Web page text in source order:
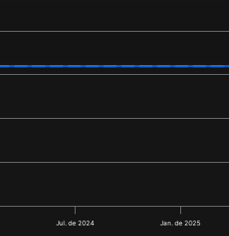
Jul. de 2024 Jan. de 2025